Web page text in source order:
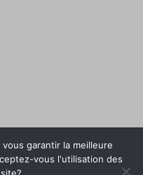
garantir la meilleure
vous l'utilisation des